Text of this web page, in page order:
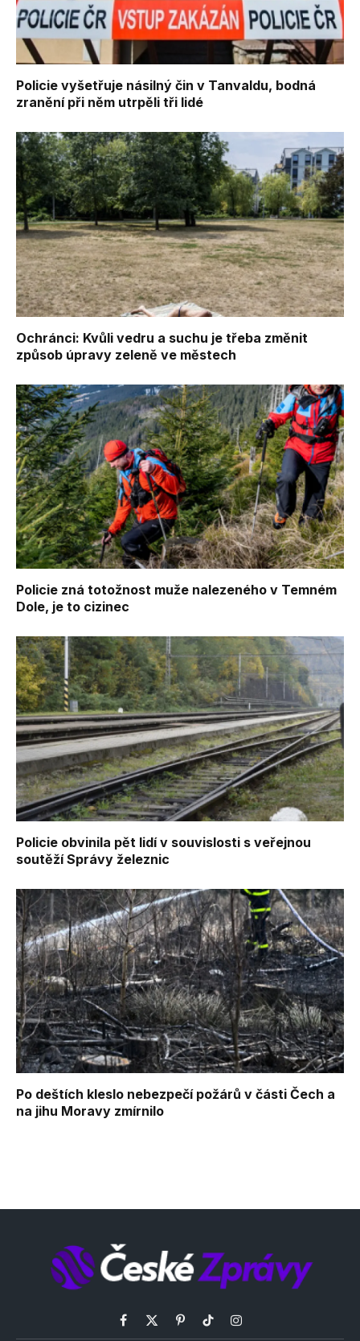
Policie vyšetřuje násilný čin v Tanvaldu, bodná
zranění při něm utrpěli tři lidé
Ochránci: Kvůli vedru a suchu je třeba změnit
způsob úpravy zeleně ve městech
Policie zná totožnost muže nalezeného v Temném
Dole, je to cizinec
Policie obvinila pět lidí v souvislosti s veřejnou
soutěží Správy železnic
Po deštích kleslo nebezpečí požárů v části Čech a
na jihu Moravy zmírnilo
Facebook
X
PinterestTikTokInstagram